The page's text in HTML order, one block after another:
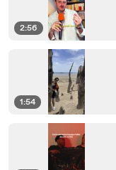
2:56
1:54